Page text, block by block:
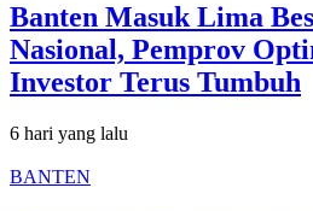
Banten Masuk Lima
Nasional, Pemprov
Investor Terus Tumbuh
6 hari yang lalu
BANTEN